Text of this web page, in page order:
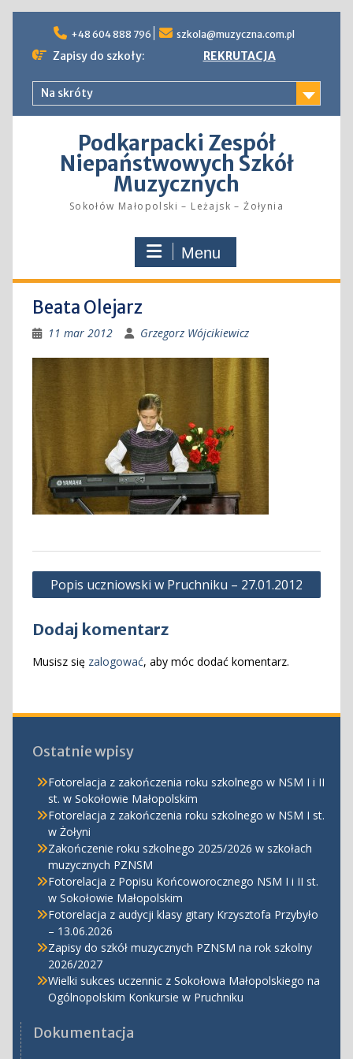
content
+48 604 888 796 szkola@muzyczna.com.pl
Zapisy do szkoły: REKRUTACJA
Na skróty
Podkarpacki Zespół
Niepaństwowych Szkół
Muzycznych
Sokołów Małopolski – Leżajsk – Żołynia
Menu
Beata Olejarz
11 mar 2012 Grzegorz Wójcikiewicz
Nawigacja
wpisu
Popis uczniowski w Pruchniku – 27.01.2012
Dodaj komentarz
Musisz się zalogować, aby móc dodać komentarz.
Ostatnie wpisy
Fotorelacja z zakończenia roku szkolnego w NSM I i II
st. w Sokołowie Małopolskim
Fotorelacja z zakończenia roku szkolnego w NSM I st.
w Żołyni
Zakończenie roku szkolnego 2025/2026 w szkołach
muzycznych PZNSM
Fotorelacja z Popisu Końcoworocznego NSM I i II st.
w Sokołowie Małopolskim
Fotorelacja z audycji klasy gitary Krzysztofa Przybyło
– 13.06.2026
Zapisy do szkół muzycznych PZNSM na rok szkolny
2026/2027
Wielki sukces uczennic z Sokołowa Małopolskiego na
Ogólnopolskim Konkursie w Pruchniku
Dokumentacja